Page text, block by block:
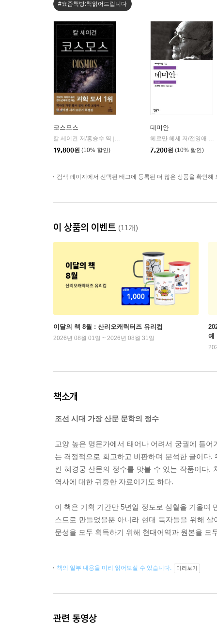
#요즘책방:책읽어드립니다
코스모스
칼 세이건 저/홍승수 역
사이언스북스
19,800원 (10% 할인)
데미안
헤르만 헤세 저/전영애 역
7,200원 (10% 할인)
검색 페이지에서 선택된 태그에 등록된 더 많은 상품을 확인해
이 상품의 이벤트 (11개)
이달의 책 8월 : 산리오캐릭터즈 유리컵
2026년 08월 01일 ~ 2026년 08월 31일
예
책소개
조선 시대 가장 산문 문학의 정수
교양 높은 명문가에서 태어나 어려서 궁궐에 들
는 격정적으로 회고하고 비판하며 분석한 글이다
킨 혜경궁 산문의 정수를 맛볼 수 있는 작품이다.
역사에 대한 귀중한 자료이기도 하다.
이 책은 기획 기간만 5년일 정도로 심혈을 기울여
스트로 만들었을뿐 아니라 현대 독자들을 위해
문성을 모두 획득하기 위해 현대어역과 원본을 모
책의 일부 내용을 미리 읽어보실 수 있습니다. 미리보기
관련 동영상